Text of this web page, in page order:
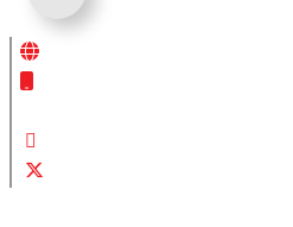
Online News Portal